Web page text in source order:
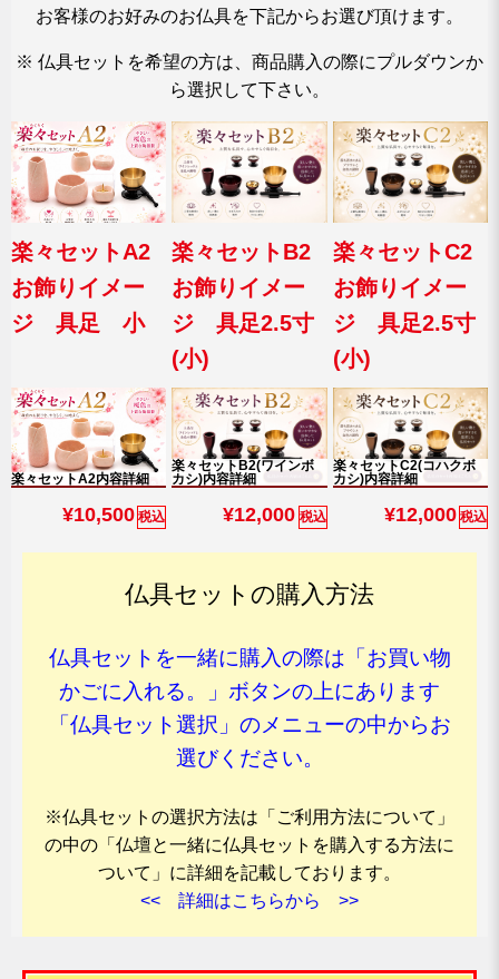
お客様のお好みのお仏具を下記からお選び頂けます。
※ 仏具セットを希望の方は、商品購入の際にプルダウンか
ら選択して下さい。
楽々セットA2
お飾りイメー
ジ 具足 小
楽々セットB2
お飾りイメー
ジ 具足2.5寸
(小)
楽々セットC2
お飾りイメー
ジ 具足2.5寸
(小)
楽々セットA2内容詳細
楽々セットB2(ワインボ
カシ)内容詳細
楽々セットC2(コハクボ
カシ)内容詳細
¥10,500 税込 ¥12,000 税込 ¥12,000 税込
仏具セットの購入方法
仏具セットを一緒に購入の際は「お買い物
かごに入れる。」ボタンの上にあります
「仏具セット選択」のメニューの中からお
選びください。
※仏具セットの選択方法は「ご利用方法について」
の中の「仏壇と一緒に仏具セットを購入する方法に
ついて」に詳細を記載しております。
<< 詳細はこちらから >>